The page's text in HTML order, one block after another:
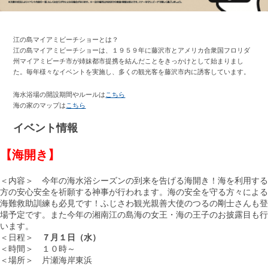
江の島マイアミビーチショーとは？
江の島マイアミビーチショーは、１９５９年に藤沢市とアメリカ合衆国フロリダ
州マイアミビーチ市が姉妹都市提携を結んだことをきっかけとして始まりまし
た。毎年様々なイベントを実施し、多くの観光客を藤沢市内に誘客しています。
海水浴場の開設期間やルールは こちら
海の家のマップは こちら
イベント情報
【海開き】
＜内容＞ 今年の海水浴シーズンの到来を告げる海開き！海を利用する
方の安心安全を祈願する神事が行われます。海の安全を守る方々による
海難救助訓練も必見です！ふじさわ観光親善大使のつるの剛士さんも登
場予定です。また今年の湘南江の島海の女王・海の王子のお披露目も行
います。
＜日程＞
７月１日（水）
＜時間＞ １０時～
＜場所＞ 片瀬海岸東浜